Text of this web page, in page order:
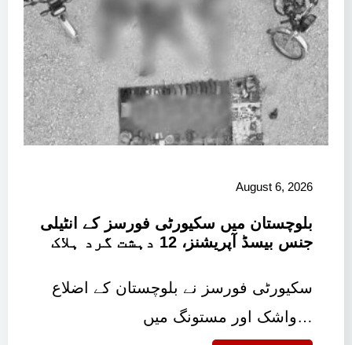
August 6, 2026
بلوچستان میں سکیورٹی فورسز کے انٹیلی
جنس بیسڈ آپریشنز، 12 دہشت گرد ہلاک
سکیورٹی فورسز نے بلوچستان کے اضلاع
واشک اور مستونگ میں…